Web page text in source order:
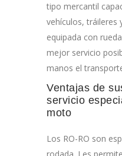
tipo mercantil
vehículos, tráileres
equipada con
mejor servicio
manos el
Ventajas de
servicio
moto
Los RO-RO son